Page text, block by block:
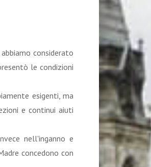
considerato
le condizioni
esigenti, ma
e continui aiuti
nell'inganno e
concedono con